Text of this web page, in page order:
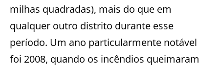
milhas quadradas), mais do que em
qualquer outro distrito durante esse
período. Um ano particularmente notável
foi 2008, quando os incêndios queimaram